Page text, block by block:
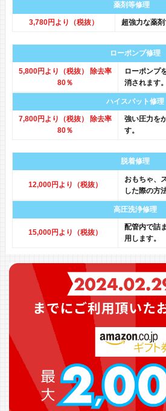
薬剤等修理
3,780円より（税抜） 超強力な薬剤
ローポンプ修理
5,800円より（税抜） 除去率
80％
ローポンプ
消されます。
ハイスパット修理
7,800円より（税抜） 除去率
80％
強い圧力を
す。
脱着修理
12,000円より（税抜）
おもちゃ、
した際の方
高圧洗浄修理
15,000円より（税抜）
配管内で詰
用します。